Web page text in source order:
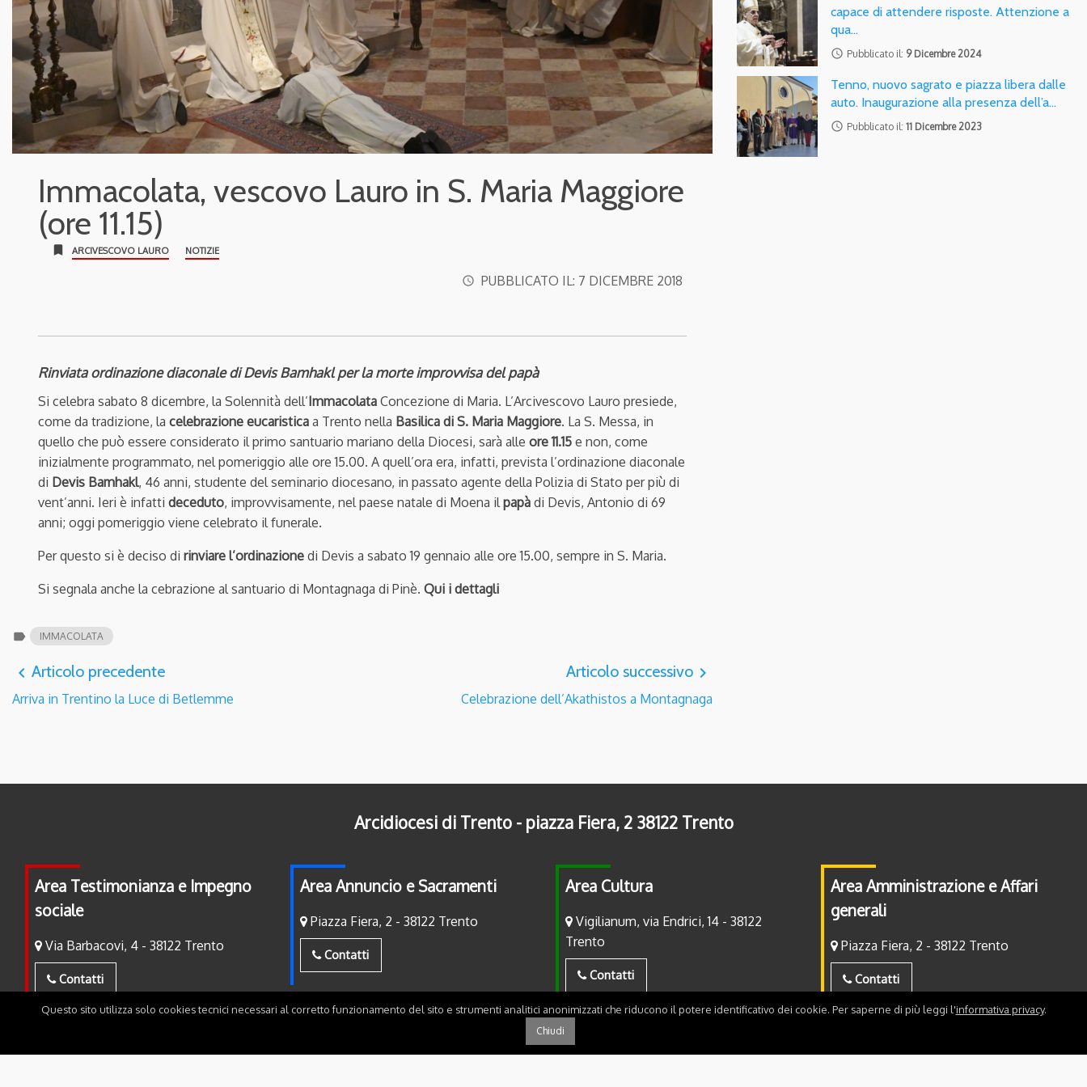
Immacolata, vescovo Lauro in S. Maria Maggiore
(ore 11.15)
bookmark ARCIVESCOVO LAURO NOTIZIE
access_time PUBBLICATO IL: 7 DICEMBRE 2018
Rinviata ordinazione diaconale di Devis Bamhakl per la morte improvvisa del papà
Si celebra sabato 8 dicembre, la Solennità dell’Immacolata Concezione di Maria. L’Arcivescovo Lauro presiede,
come da tradizione, la celebrazione eucaristica a Trento nella Basilica di S. Maria Maggiore. La S. Messa, in
quello che può essere considerato il primo santuario mariano della Diocesi, sarà alle ore 11.15 e non, come
inizialmente programmato, nel pomeriggio alle ore 15.00. A quell’ora era, infatti, prevista l’ordinazione diaconale
di Devis Bamhakl, 46 anni, studente del seminario diocesano, in passato agente della Polizia di Stato per più di
vent’anni. Ieri è infatti deceduto, improvvisamente, nel paese natale di Moena ilpapà di Devis, Antonio di 69
anni; oggi pomeriggio viene celebrato il funerale.
Per questo si è deciso di rinviare l’ordinazione di Devis a sabato 19 gennaio alle ore 15.00, sempre in S. Maria.
Si segnala anche la cebrazione al santuario di Montagnaga di Pinè. Qui i dettagli
label IMMACOLATA
navigate_before Articolo precedente
Arriva in Trentino la Luce di Betlemme
Articolo successivo navigate_next
Celebrazione dell’Akathistos a Montagnaga
capace di attendere risposte. Attenzione a
qua…
access_time Pubblicato il: 9 Dicembre 2024
Tenno, nuovo sagrato e piazza libera dalle
auto. Inaugurazione alla presenza dell’a…
access_time Pubblicato il:11 Dicembre 2023
Arcidiocesi di Trento - piazza Fiera, 2 38122 Trento
Area Testimonianza e Impegno
sociale
Via Barbacovi, 4 - 38122 Trento
Contatti
Area Annuncio e Sacramenti
Piazza Fiera, 2 - 38122 Trento
Contatti
Area Cultura
Vigilianum, via Endrici, 14 - 38122
Trento
Contatti
Area Amministrazione e Affari
generali
Piazza Fiera, 2 - 38122 Trento
Contatti
Questo sito utilizza solo cookies tecnici necessari al corretto funzionamento del sito e strumenti analitici anonimizzati che riducono il potere identificativo dei cookie. Per saperne di più leggi l'informativa privacy.
Chiudi